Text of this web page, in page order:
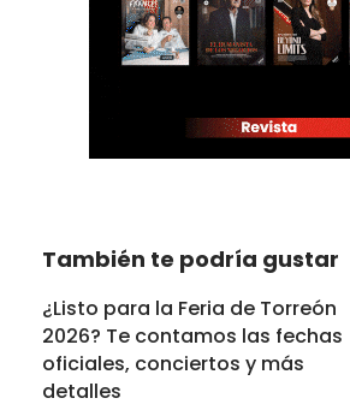
También te podría gustar
¿Listo para la Feria de Torreón
2026? Te contamos las fechas
oficiales, conciertos y más
detalles